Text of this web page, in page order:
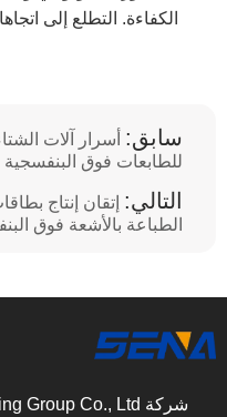
الكفاءة. التطلع إلى
سابق: أسرار آلات
للطابعات فوق البنفسجية
التالي: إتقان إنتاج
الطباعة بالأشعة فوق